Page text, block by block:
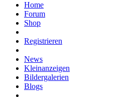
Home
Forum
Shop
Registrieren
News
Kleinanzeigen
Bildergalerien
Blogs